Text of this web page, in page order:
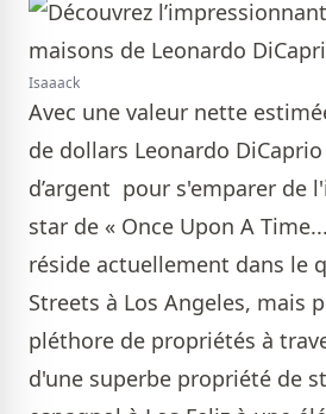
Isaaack
Avec une valeur nette
de dollars Leonardo
d’argent pour s'emparer de
star de « Once Upon A
réside actuellement dans le
Streets à Los Angeles, mais
pléthore de propriétés à
d'une superbe propriété de